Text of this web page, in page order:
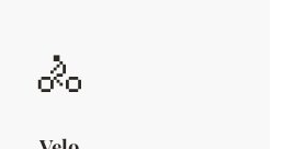
🚴